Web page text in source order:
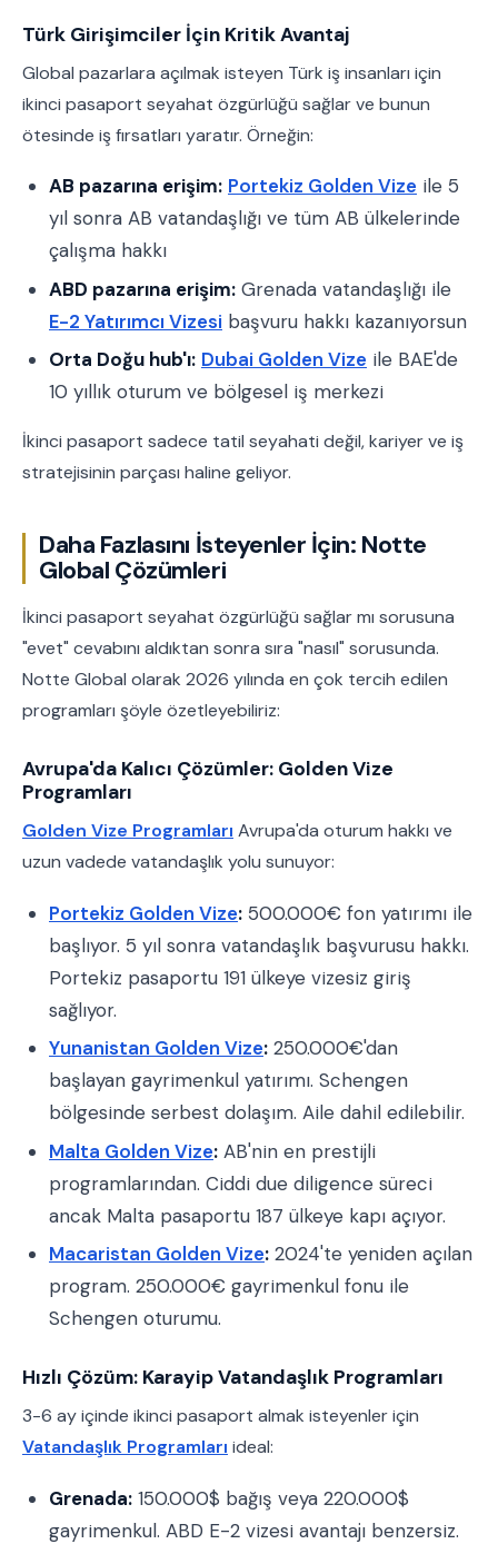
Türk Girişimciler İçin Kritik Avantaj
Global pazarlara açılmak isteyen Türk iş insanları için
ikinci pasaport seyahat özgürlüğü sağlar ve bunun
ötesinde iş fırsatları yaratır. Örneğin:
AB pazarına erişim: Portekiz Golden Vize ile 5
yıl sonra AB vatandaşlığı ve tüm AB ülkelerinde
çalışma hakkı
ABD pazarına erişim: Grenada vatandaşlığı ile
E-2 Yatırımcı Vizesi başvuru hakkı kazanıyorsun
Orta Doğu hub'ı: Dubai Golden Vize ile BAE'de
10 yıllık oturum ve bölgesel iş merkezi
İkinci pasaport sadece tatil seyahati değil, kariyer ve iş
stratejisinin parçası haline geliyor.
Daha Fazlasını İsteyenler İçin: Notte
Global Çözümleri
İkinci pasaport seyahat özgürlüğü sağlar mı sorusuna
"evet" cevabını aldıktan sonra sıra "nasıl" sorusunda.
Notte Global olarak 2026 yılında en çok tercih edilen
programları şöyle özetleyebiliriz:
Avrupa'da Kalıcı Çözümler: Golden Vize
Programları
Golden Vize Programları Avrupa'da oturum hakkı ve
uzun vadede vatandaşlık yolu sunuyor:
Portekiz Golden Vize: 500.000€ fon yatırımı ile
başlıyor. 5 yıl sonra vatandaşlık başvurusu hakkı.
Portekiz pasaportu 191 ülkeye vizesiz giriş
sağlıyor.
Yunanistan Golden Vize: 250.000€'dan
başlayan gayrimenkul yatırımı. Schengen
bölgesinde serbest dolaşım. Aile dahil edilebilir.
Malta Golden Vize: AB'nin en prestijli
programlarından. Ciddi due diligence süreci
ancak Malta pasaportu 187 ülkeye kapı açıyor.
Macaristan Golden Vize: 2024'te yeniden açılan
program. 250.000€ gayrimenkul fonu ile
Schengen oturumu.
Hızlı Çözüm: Karayip Vatandaşlık Programları
3-6 ay içinde ikinci pasaport almak isteyenler için
Vatandaşlık Programları ideal:
Grenada: 150.000$ bağış veya 220.000$
gayrimenkul. ABD E-2 vizesi avantajı benzersiz.